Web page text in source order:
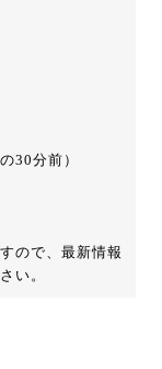
30分前）
ので、最新情報
い。